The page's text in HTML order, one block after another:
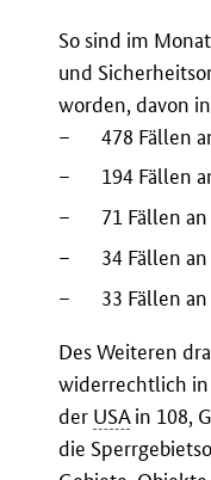
So sind im
und
worden, davon in
–
478 Fällen
–
194 Fällen
–
71 Fällen
–
34 Fällen
–
33 Fällen
Des Weiteren
widerrechtlich in
der USAin 108,
die